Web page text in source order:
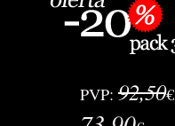
PVP: 92,50€